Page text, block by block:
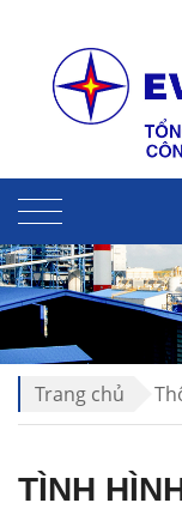
Trang chủ
TÌNH